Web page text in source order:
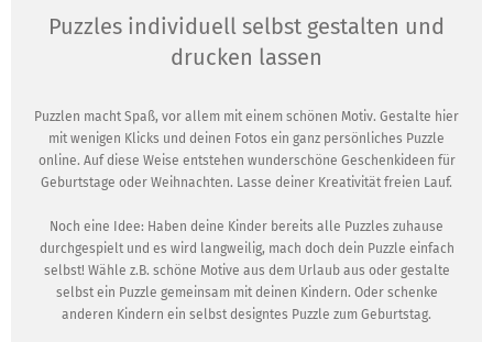
Puzzles individuell selbst gestalten und
drucken lassen
Puzzlen macht Spaß, vor allem mit einem schönen Motiv. Gestalte hier
mit wenigen Klicks und deinen Fotos ein ganz persönliches Puzzle
online. Auf diese Weise entstehen wunderschöne Geschenkideen für
Geburtstage oder Weihnachten. Lasse deiner Kreativität freien Lauf.
Noch eine Idee: Haben deine Kinder bereits alle Puzzles zuhause
durchgespielt und es wird langweilig, mach doch dein Puzzle einfach
selbst! Wähle z.B. schöne Motive aus dem Urlaub aus oder gestalte
selbst ein Puzzle gemeinsam mit deinen Kindern. Oder schenke
anderen Kindern ein selbst designtes Puzzle zum Geburtstag.